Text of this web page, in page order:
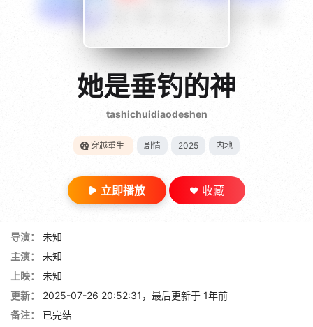
{if condition="$obj.vod_points
gt 0"}
28短剧
她是垂钓的神
tashichuidiaodeshen
穿越重生 剧情 2025 内地
立即播放 收藏
导演：
未知
主演：
未知
上映：
未知
更新：
2025-07-26 20:52:31，最后更新于 1年前
备注：
已完结